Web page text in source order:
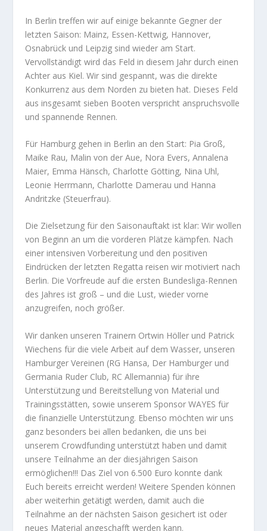
In Berlin treffen wir auf einige bekannte Gegner der
letzten Saison: Mainz, Essen-Kettwig, Hannover,
Osnabrück und Leipzig sind wieder am Start.
Vervollständigt wird das Feld in diesem Jahr durch einen
Achter aus Kiel. Wir sind gespannt, was die direkte
Konkurrenz aus dem Norden zu bieten hat. Dieses Feld
aus insgesamt sieben Booten verspricht anspruchsvolle
und spannende Rennen.
Für Hamburg gehen in Berlin an den Start: Pia Groß,
Maike Rau, Malin von der Aue, Nora Evers, Annalena
Maier, Emma Hänsch, Charlotte Götting, Nina Uhl,
Leonie Herrmann, Charlotte Damerau und Hanna
Andritzke (Steuerfrau).
Die Zielsetzung für den Saisonauftakt ist klar: Wir wollen
von Beginn an um die vorderen Plätze kämpfen. Nach
einer intensiven Vorbereitung und den positiven
Eindrücken der letzten Regatta reisen wir motiviert nach
Berlin. Die Vorfreude auf die ersten Bundesliga-Rennen
des Jahres ist groß – und die Lust, wieder vorne
anzugreifen, noch größer.
Wir danken unseren Trainern Ortwin Höller und Patrick
Wiechens für die viele Arbeit auf dem Wasser, unseren
Hamburger Vereinen (RG Hansa, Der Hamburger und
Germania Ruder Club, RC Allemannia) für ihre
Unterstützung und Bereitstellung von Material und
Trainingsstätten, sowie unserem Sponsor WAYES für
die finanzielle Unterstützung. Ebenso möchten wir uns
ganz besonders bei allen bedanken, die uns bei
unserem Crowdfunding unterstützt haben und damit
unsere Teilnahme an der diesjährigen Saison
ermöglichen!!! Das Ziel von 6.500 Euro konnte dank
Euch bereits erreicht werden! Weitere Spenden können
aber weiterhin getätigt werden, damit auch die
Teilnahme an der nächsten Saison gesichert ist oder
neues Material angeschafft werden kann.